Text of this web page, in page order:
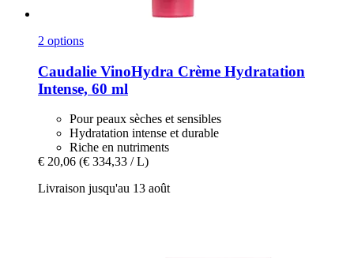
2 options
Caudalie VinoHydra Crème Hydratation
Intense, 60 ml
Pour peaux sèches et sensibles
Hydratation intense et durable
Riche en nutriments
€ 20,06 (€ 334,33 / L)
Livraison jusqu'au 13 août